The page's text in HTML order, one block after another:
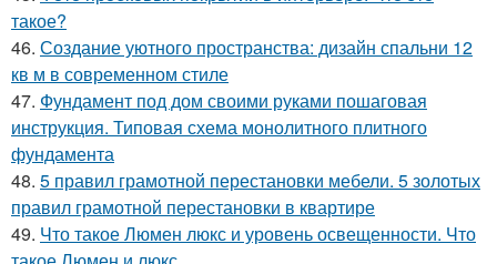
такое?
46. Создание уютного пространства: дизайн спальни 12
кв м в современном стиле
47. Фундамент под дом своими руками пошаговая
инструкция. Типовая схема монолитного плитного
фундамента
48. 5 правил грамотной перестановки мебели. 5 золотых
правил грамотной перестановки в квартире
49. Что такое Люмен люкс и уровень освещенности. Что